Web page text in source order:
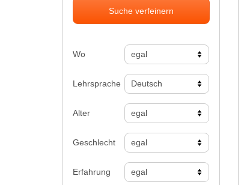
Suche verfeinern
Wo
Lehrsprache
Alter
Geschlecht
Erfahrung